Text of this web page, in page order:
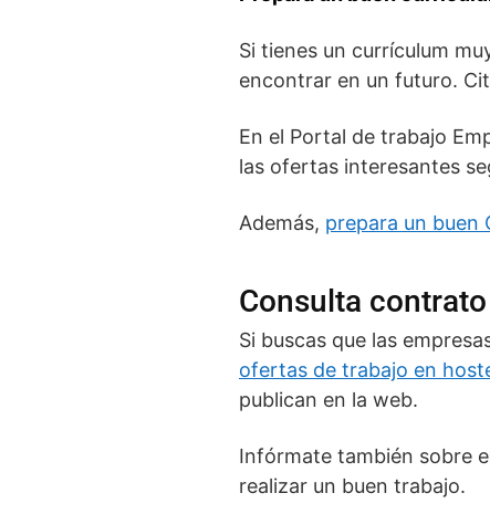
Si tienes un currículum
encontrar en un futuro.
En el Portal de trabajo
las ofertas interesantes
Además, prepara un buen
Consulta
Si buscas que las
ofertas de trabajo en
publican en la web.
Infórmate también sobre
realizar un buen trabajo.